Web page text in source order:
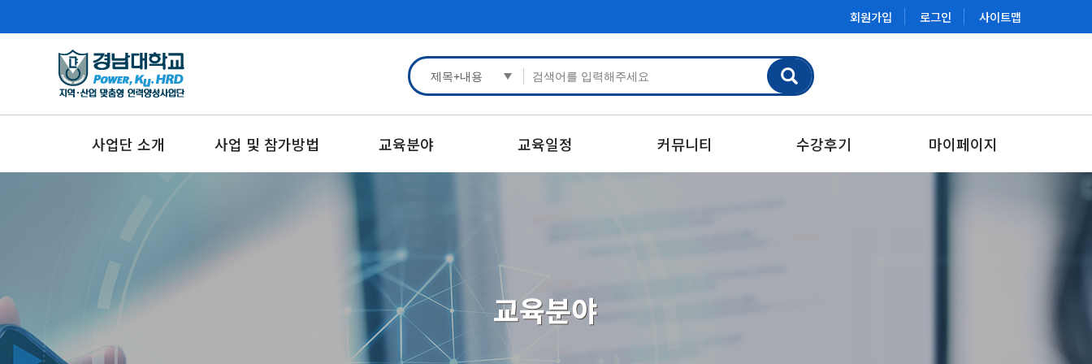
회원가입 로그인 사이트맵
사업단 소개 사업 및 참가방법 교육분야 교육일정 커뮤니티 수강후기 마이페이지